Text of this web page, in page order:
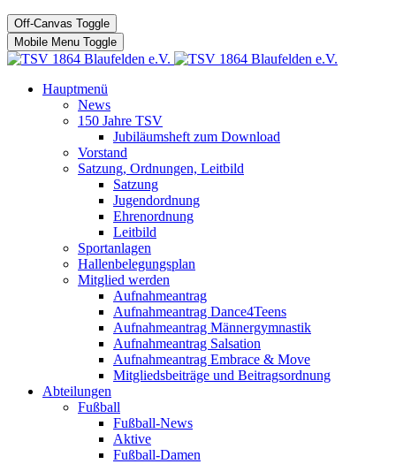
Off-Canvas Toggle
Mobile Menu Toggle
Hauptmenü
News
150 Jahre TSV
Jubiläumsheft zum Download
Vorstand
Satzung, Ordnungen, Leitbild
Satzung
Jugendordnung
Ehrenordnung
Leitbild
Sportanlagen
Hallenbelegungsplan
Mitglied werden
Aufnahmeantrag
Aufnahmeantrag Dance4Teens
Aufnahmeantrag Männergymnastik
Aufnahmeantrag Salsation
Aufnahmeantrag Embrace & Move
Mitgliedsbeiträge und Beitragsordnung
Abteilungen
Fußball
Fußball-News
Aktive
Fußball-Damen